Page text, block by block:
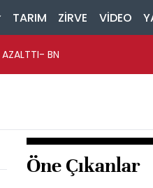
TARIM ZİRVE VİDEO
AZALTTI- BN
Öne Çıkanlar